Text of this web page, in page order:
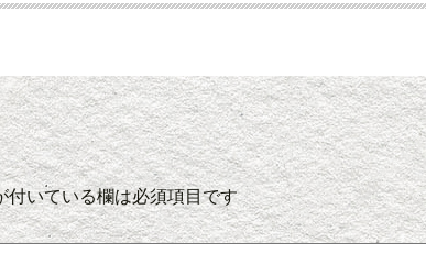
付いている欄は必須項目です